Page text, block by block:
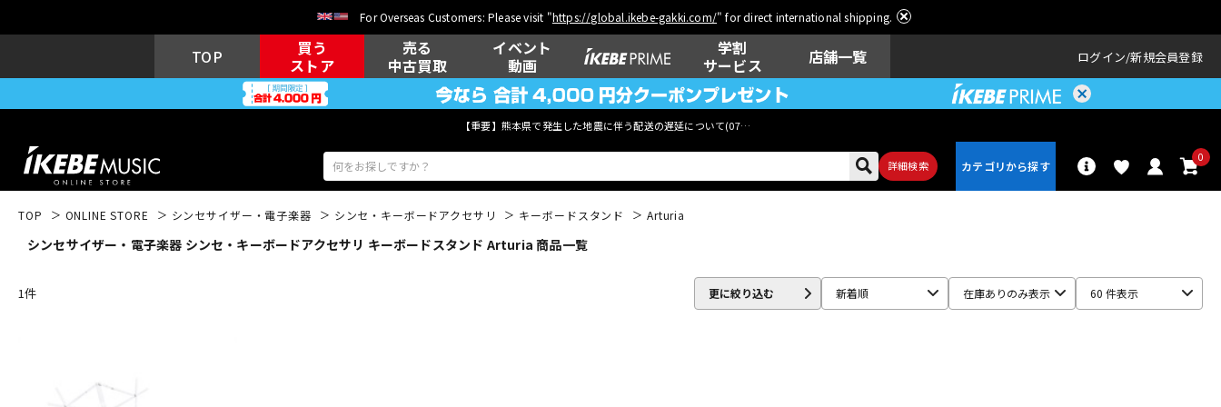
For Overseas Customers: Please visit "https://global.ikebe-gakki.com/" for direct international shipping.
TOP
買う
ストア
売る
中古買取
イベント
動画
学割
サービス
店舗一覧 ログイン 新規会員登録
【重要】熊本県で発生した地震に伴う配送の遅延について(07月29日
詳細検索
0
アコギ/エレ ベース
TOP ONLINE STORE シンセサイザー・電子楽器 シンセ・キーボードアクセサリ キーボードスタンド Arturia
シンセサイザー・電子楽器 シンセ・キーボードアクセサリ キーボードスタンド Arturia 商品一覧
1件 更に絞り込む 新着順 在庫ありのみ表示 60 件表示